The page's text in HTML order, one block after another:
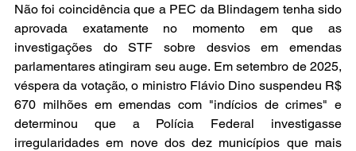
Não foi coincidência que a PEC da Blindagem tenha sido
aprovada exatamente no momento em que as
investigações do STF sobre desvios em emendas
parlamentares atingiram seu auge. Em setembro de 2025,
véspera da votação, o ministro Flávio Dino suspendeu R$
670 milhões em emendas com "indícios de crimes" e
determinou que a Polícia Federal investigasse
irregularidades em nove dos dez municípios que mais